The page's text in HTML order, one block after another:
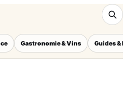
Gastronomie & Vins Guides &